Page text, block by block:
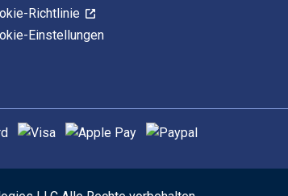
Richtlinie
Einstellungen